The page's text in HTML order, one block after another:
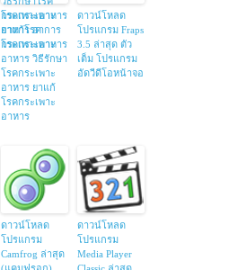
โรคกระเพาะ
อาหาร อาการ
โรคกระเพาะ
อาหาร วิธีรักษา
โรคกระเพาะ
อาหาร ยาแก้
โรคกระเพาะ
อาหาร
ดาวน์โหลด
โปรแกรม Fraps
3.5 ล่าสุด ตัว
เต็ม โปรแกรม
อัดวีดีโอหน้าจอ
ดาวน์โหลด
โปรแกรม
Camfrog ล่าสุด
ดาวน์โหลด
โปรแกรม
Media Player